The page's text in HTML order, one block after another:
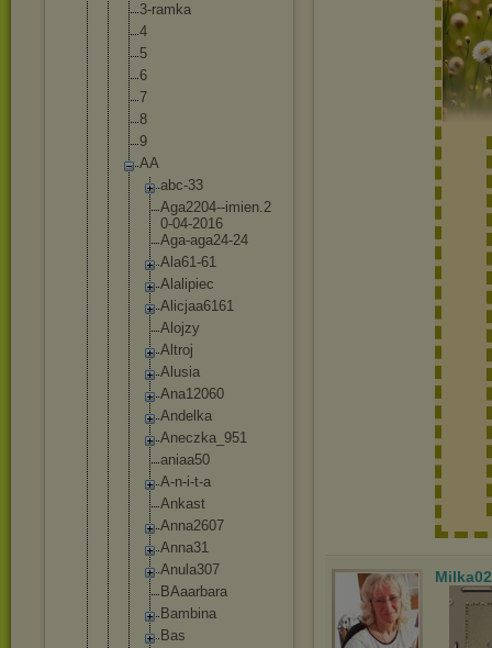
3-ramka
4
5
6
7
8
9
AA
abc-33
Aga2204--imien.2
0-04-2016
Aga-aga24-24
Ala61-61
Alalipiec
Alicjaa6161
Alojzy
Altroj
Alusia
Ana12060
Andelka
Aneczka_ 951
aniaa50
A-n-i-t-a
Ankast
Anna2607
Anna31
Anula307
BAaarbara
Bambina
Bas
Milka02